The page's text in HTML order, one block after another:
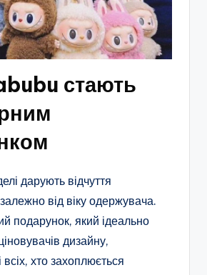
стають
дарують відчуття
від віку одержувача.
подарунок, який ідеально
дизайну,
всіх, хто захоплюється